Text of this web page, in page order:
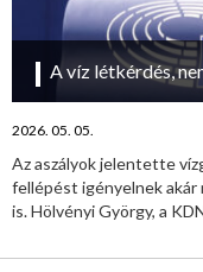
A víz létkérdés,
2026. 05. 05.
Az aszályok jelentette
fellépést igényelnek
is. Hölvényi György, a